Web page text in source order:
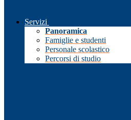
Servizi
Panoramica
Famiglie e studenti
Personale scolastico
Percorsi di studio